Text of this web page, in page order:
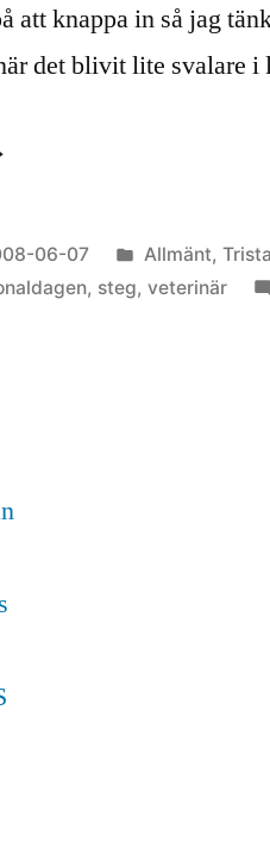
att knappa in så jag
det blivit lite svalare
06-07
Publicerat
Allmänt,
, steg,veterinär